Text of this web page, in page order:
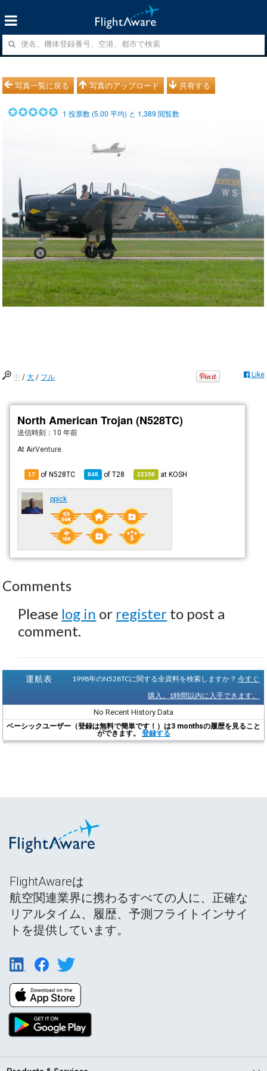
写真一覧に戻る 写真のアップロード 共有する
1 投票数 (5.00 平均) と 1,389 閲覧数
中 /大 / フル Like
North American Trojan (N528TC)
送信時刻： 10 年前
At AirVenture.
17 of N528TC 848 ofT28 22156 atKOSH
ppick
Comments
Please log in or register to post a
comment.
運航表 1998年のN528TCに関する全資料を検索しますか？今すぐ
購入。1時間以内に入手できます。
No Recent History Data
ベーシックユーザー（登録は無料で簡単です！）は3 monthsの履歴を見ること
ができます。 登録する
FlightAwareは
航空関連業界に携わるすべての人に、正確な
リアルタイム、履歴、予測フライトインサイ
トを提供しています。